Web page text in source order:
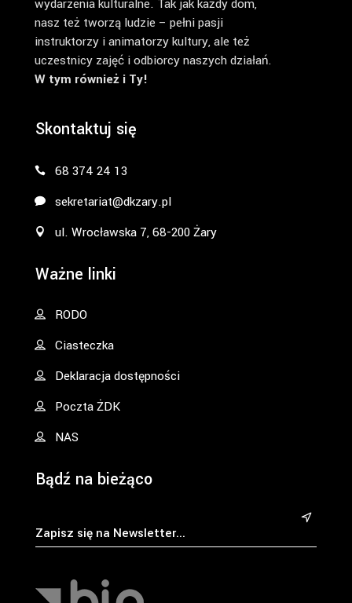
wydarzenia kulturalne. Tak jak każdy dom,
nasz też tworzą ludzie – pełni pasji
instruktorzy i animatorzy kultury, ale też
uczestnicy zajęć i odbiorcy naszych działań.
W tym również i Ty!
Skontaktuj się
68 374 24 13
sekretariat@dkzary.pl
ul. Wrocławska 7, 68-200 Żary
Ważne linki
RODO
Ciasteczka
Deklaracja dostępności
Poczta ŻDK
NAS
Bądź na bieżąco
&